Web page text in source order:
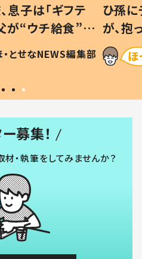
息子は「ギフテ
が“ウチ給食”を
とは #令和の親
・とせなNEWS編集部
ひ孫
が、
「涙が
い」
募集！
・執筆をしてみませんか？